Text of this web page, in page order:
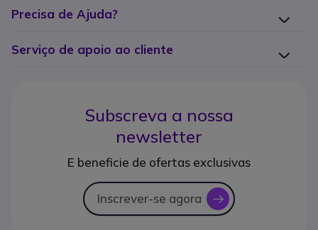
Precisa de Ajuda?
Serviço de apoio ao cliente
Subscreva a nossa
newsletter
E beneficie de ofertas exclusivas
Inscrever-se agora icon